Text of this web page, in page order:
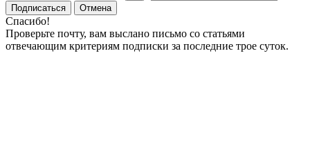
Подписаться
Отмена
Спасибо!
Проверьте почту, вам выслано письмо со статьями
отвечающим критериям подписки за последние трое суток.